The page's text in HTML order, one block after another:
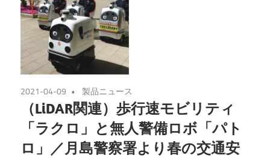
2021-04-09 製品ニュース
（LiDAR関連）歩行速モビリティ
「ラクロ」と無人警備ロボ「パト
ロ」／月島警察署より春の交通安